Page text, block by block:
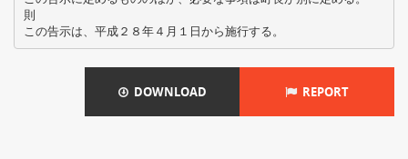
則
DOWNLOAD REPORT